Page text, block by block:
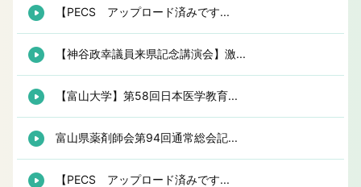
【PECS アップロード済みです...
【神谷政幸議員来県記念講演会】激...
【富山大学】第58回日本医学教育...
富山県薬剤師会第94回通常総会記...
【PECS アップロード済みです...